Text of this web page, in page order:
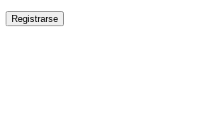
Registrarse